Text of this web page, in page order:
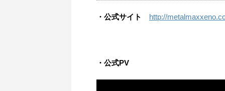
・公式サイト http://
・公式PV